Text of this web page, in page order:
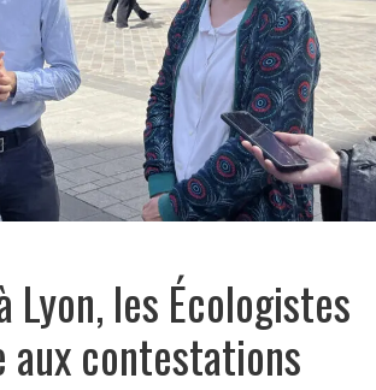
les Écologistes
contestations